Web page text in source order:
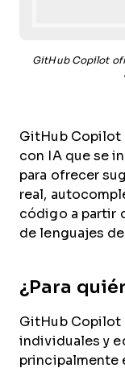
GitHub Copilot
GitHub Copilot
con IA que se
para ofrecer
real,
código a partir
de lenguajes
¿Para
GitHub Copilot
individuales y
principalmente